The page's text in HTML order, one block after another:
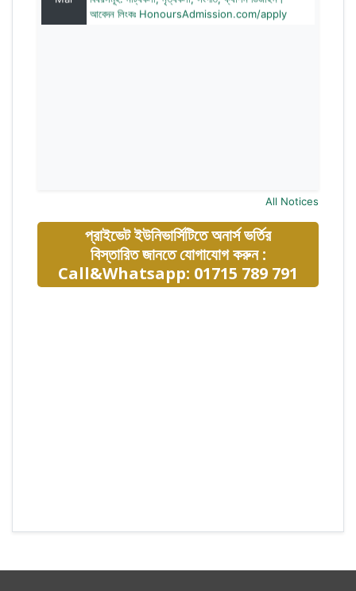
আবেদন লিংকঃ HonoursAdmission.com/apply
All Notices
প্রাইভেট ইউনিভার্সিটিতে অনার্স ভর্তির
বিস্তারিত জানতে যোগাযোগ করুন :
Call&Whatsapp: 01715 789 791